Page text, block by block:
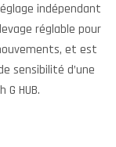
indépendant
réglable pour
et est
sensibilité d’une
HUB.